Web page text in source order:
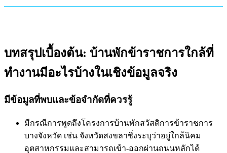
บทสรุปเบื้องต้น: บ้านพักข้าราชการใกล้ที่
ทำงานมีอะไรบ้างในเชิงข้อมูลจริง
มีข้อมูลที่พบและข้อจำกัดที่ควรรู้
มีกรณีการพูดถึงโครงการบ้านพักสวัสดิการข้าราชการ
บางจังหวัด เช่น จังหวัดสงขลาซึ่งระบุว่าอยู่ใกล้นิคม
อุตสาหกรรมและสามารถเข้า-ออกผ่านถนนหลักได้